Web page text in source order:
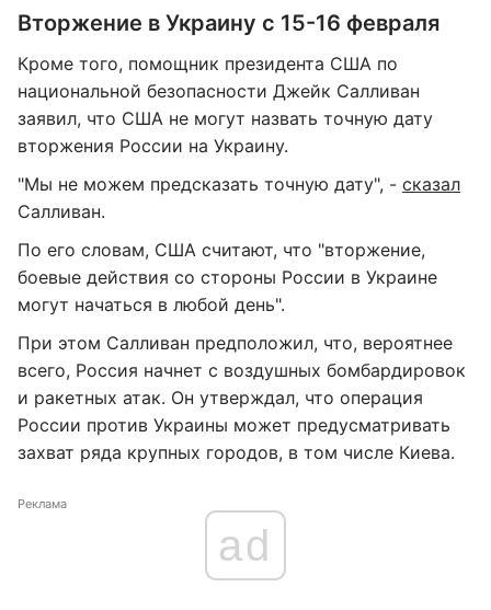
Вторжение в Украину с 15-16 февраля
Кроме того, помощник президента США по
национальной безопасности Джейк Салливан
заявил, что США не могут назвать точную дату
вторжения России на Украину.
"Мы не можем предсказать точную дату", - сказал
Салливан.
По его словам, США считают, что "вторжение,
боевые действия со стороны России в Украине
могут начаться в любой день".
При этом Салливан предположил, что, вероятнее
всего, Россия начнет с воздушных бомбардировок
и ракетных атак. Он утверждал, что операция
России против Украины может предусматривать
захват ряда крупных городов, в том числе Киева.
Реклама
ad